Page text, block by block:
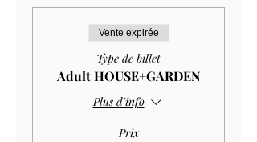
Vente expirée
Type de billet
Adult HOUSE+GARDEN
Plus d'info
Prix